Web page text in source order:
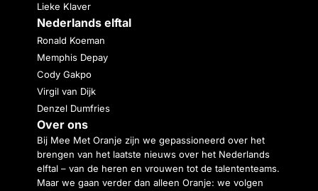
Lieke Klaver
Nederlands elftal
Ronald Koeman
Memphis Depay
Cody Gakpo
Virgil van Dijk
Denzel Dumfries
Over ons
Bij Mee Met Oranje zijn we gepassioneerd over het
brengen van het laatste nieuws over het Nederlands
elftal – van de heren en vrouwen tot de talententeams.
Maar we gaan verder dan alleen Oranje: we volgen